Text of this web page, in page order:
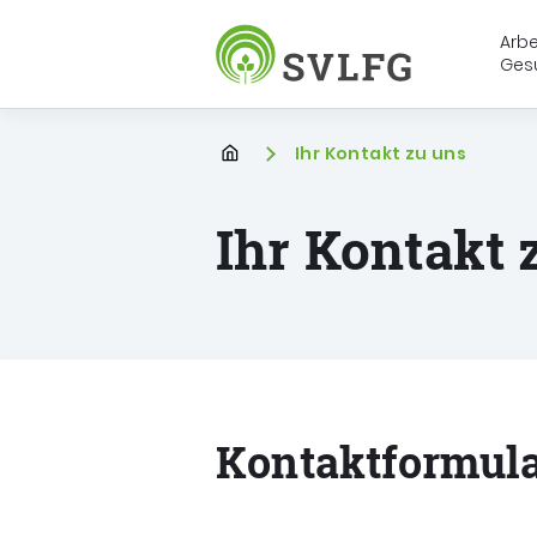
Sozialversicherung für
StartpageSie befinden sich hier
Ihr Kontakt zu uns
Ihr Kontakt